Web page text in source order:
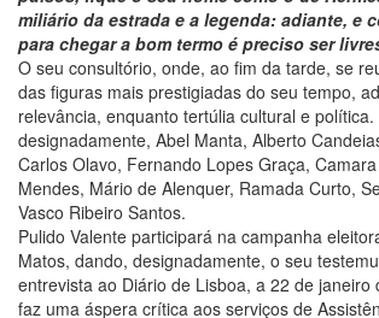
miliário da estrada e a legenda: adiante, e
para chegar a bom termo é preciso ser
O seu consultório, onde, ao fim da tarde, se
das figuras mais prestigiadas do seu tempo,
relevância, enquanto tertúlia cultural e
designadamente, Abel Manta, Alberto
Carlos Olavo, Fernando Lopes Graça,
Mendes, Mário de Alenquer, Ramada Curto,
Vasco Ribeiro Santos.
Pulido Valente participará na campanha
Matos, dando, designadamente, o seu
entrevista ao Diário de Lisboa, a 22 de janeiro
faz uma áspera crítica aos serviços de